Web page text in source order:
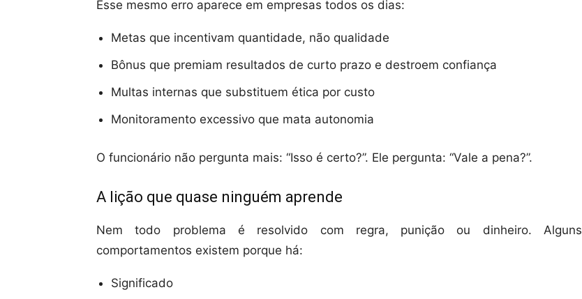
Esse mesmo erro aparece em empresas todos os dias:
Metas que incentivam quantidade, não qualidade
Bônus que premiam resultados de curto prazo e destroem confiança
Multas internas que substituem ética por custo
Monitoramento excessivo que mata autonomia
O funcionário não pergunta mais: “Isso é certo?”. Ele pergunta: “Vale a pena?”.
A lição que quase ninguém aprende
Nem todo problema é resolvido com regra, punição ou dinheiro. Alguns
comportamentos existem porque há:
Significado